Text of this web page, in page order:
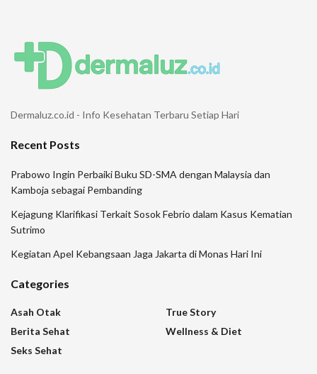
Dermaluz.co.id - Info Kesehatan Terbaru Setiap Hari
Recent Posts
Prabowo Ingin Perbaiki Buku SD-SMA dengan Malaysia dan
Kamboja sebagai Pembanding
Kejagung Klarifikasi Terkait Sosok Febrio dalam Kasus Kematian
Sutrimo
Kegiatan Apel Kebangsaan Jaga Jakarta di Monas Hari Ini
Categories
Asah Otak
Berita Sehat
Seks Sehat
True Story
Wellness & Diet